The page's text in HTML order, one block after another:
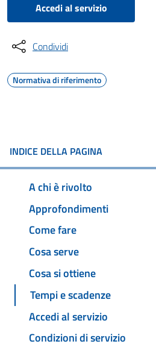
Accedi al servizio
Condividi
Normativa di riferimento
INDICE DELLA PAGINA
A chi è rivolto
Approfondimenti
Come fare
Cosa serve
Cosa si ottiene
Tempi e scadenze
Accedi al servizio
Condizioni di servizio